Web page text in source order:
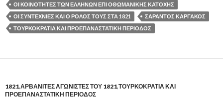
ΟΙ ΚΟΙΝΟΤΗΤΕΣ ΤΩΝ ΕΛΛΗΝΩΝ ΕΠΙ ΟΘΩΜΑΝΙΚΗΣ ΚΑΤΟΧΗΣ
ΟΙ ΣΥΝΤΕΧΝΙΕΣ ΚΑΙ Ο ΡΟΛΟΣ ΤΟΥΣ ΣΤΑ 1821
ΣΑΡΑΝΤΟΣ ΚΑΡΓΑΚΟΣ
ΤΟΥΡΚΟΚΡΑΤΙΑ ΚΑΙ ΠΡΟΕΠΑΝΑΣΤΑΤΙΚΗ ΠΕΡΙΟΔΟΣ
1821,ΑΡΒΑΝΙΤΕΣ ΑΓΩΝΙΣΤΕΣ ΤΟΥ 1821,ΤΟΥΡΚΟΚΡΑΤΙΑ ΚΑΙ
ΠΡΟΕΠΑΝΑΣΤΑΤΙΚΗ ΠΕΡΙΟΔΟΣ